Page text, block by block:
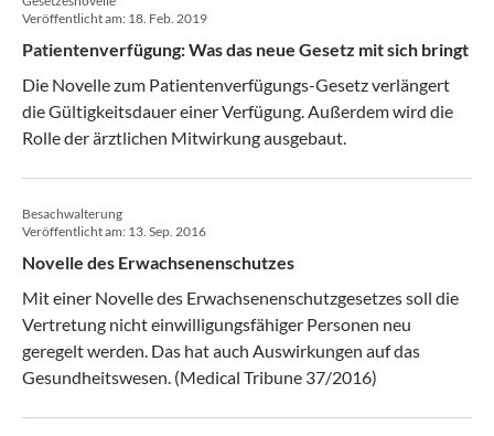
Veröffentlicht am: 18. Feb. 2019
Patientenverfügung: Was das neue Gesetz mit sich bringt
Die Novelle zum Patientenverfügungs-Gesetz verlängert
die Gültigkeitsdauer einer Verfügung. Außerdem wird die
Rolle der ärztlichen Mitwirkung ausgebaut.
Besachwalterung
Veröffentlicht am: 13. Sep. 2016
Novelle des Erwachsenenschutzes
Mit einer Novelle des Erwachsenenschutzgesetzes soll die
Vertretung nicht einwilligungsfähiger Personen neu
geregelt werden. Das hat auch Auswirkungen auf das
Gesundheitswesen. (Medical Tribune 37/2016)